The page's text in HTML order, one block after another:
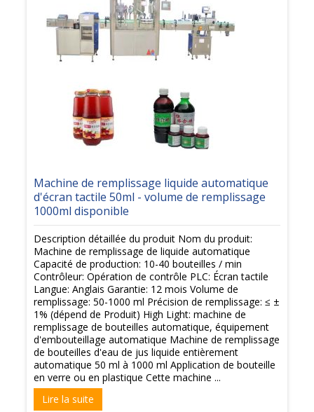
Machine de remplissage liquide automatique
d'écran tactile 50ml - volume de remplissage
1000ml disponible
Description détaillée du produit Nom du produit:
Machine de remplissage de liquide automatique
Capacité de production: 10-40 bouteilles / min
Contrôleur: Opération de contrôle PLC: Écran tactile
Langue: Anglais Garantie: 12 mois Volume de
remplissage: 50-1000 ml Précision de remplissage: ≤ ±
1% (dépend de Produit) High Light: machine de
remplissage de bouteilles automatique, équipement
d'embouteillage automatique Machine de remplissage
de bouteilles d'eau de jus liquide entièrement
automatique 50 ml à 1000 ml Application de bouteille
en verre ou en plastique Cette machine ...
Lire la suite